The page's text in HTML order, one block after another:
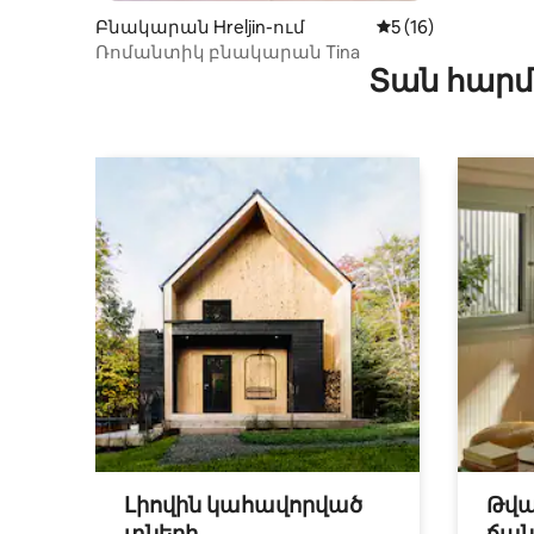
Բնակարան Hreljin-ում Միջին
5 (16)
Ռոմանտիկ բնակարան Tina
Տան
Լիովին կահավորված